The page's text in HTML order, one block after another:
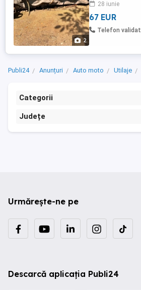
2
28 iunie
67 EUR
Telefon validat
Publi24 Anunțuri Auto moto Utilaje
Categorii
Județe
Urmărește-ne pe
Descarcă aplicația Publi24